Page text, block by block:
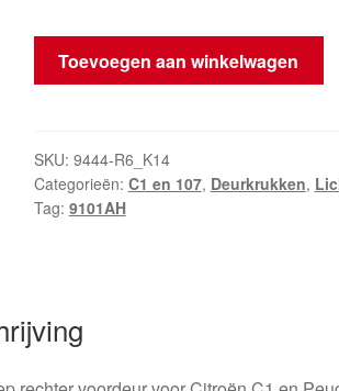
Deurgreep
rechter
Citroën
C1
Peugeot
Toevoegen aan winkelwagen
SKU: 9444-R6_K14
Categorieën: C1 en 107, Deurkrukken,
Tag: 9101AH